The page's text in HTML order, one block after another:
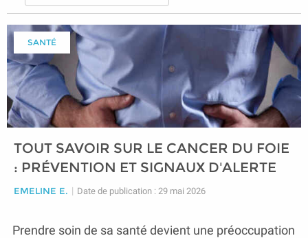
SANTÉ
TOUT SAVOIR SUR LE CANCER DU FOIE
: PRÉVENTION ET SIGNAUX D'ALERTE
EMELINE E. | Date de publication : 29 mai 2026
Prendre soin de sa santé devient une préoccupation